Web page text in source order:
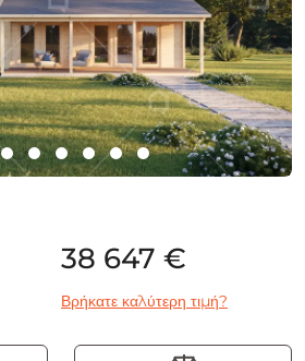
38 647 €
Βρήκατε καλύτερη τιμή?